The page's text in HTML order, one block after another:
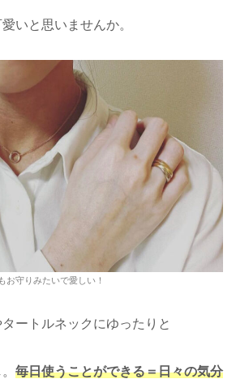
いと思いませんか。
お守りみたいで愛しい！
ートルネックにゆったりと
毎日使うことができる＝日々の気分